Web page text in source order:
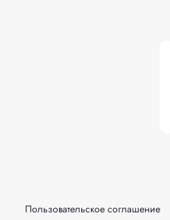
Пользовательское соглашение